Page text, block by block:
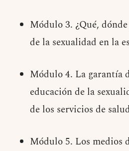
Módulo 3. ¿Qué,
de la sexualidad en la
Módulo 4. La garantía
educación de la
de los servicios de
Módulo 5. Los medios